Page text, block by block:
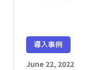
導入事例
June 22, 2022